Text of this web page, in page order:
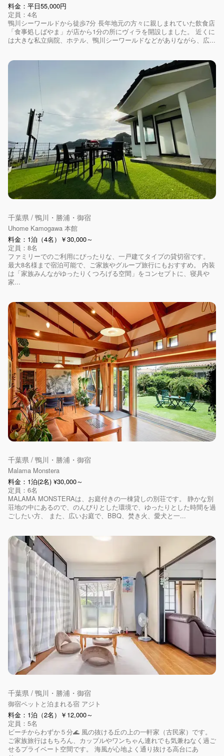
料金：平日55,000円
定員：4名
鴨川シーワールドから徒歩7分 長年地元の方々に親しまれていた飲食店
「食事処しばやま」が店から1分の所にヴィラを開設しました。 近くに
は大きな私立病院、ホテル、鴨川シーワールドなどがありながら、広...
千葉県 / 鴨川・勝浦・御宿
Uhome Kamogawa 本館
料金：1泊（4名）￥30,000～
定員：8名
ファミリーでのご利用にぴったりな、一戸建てタイプの貸切宿です。
最大8名様まで宿泊可能で、ご家族やグループ旅行にもおすすめ。 内装
は「家族みんながゆったりくつろげる空間」をコンセプトに、寝具や
家...
千葉県 / 鴨川・勝浦・御宿
Malama Monstera
料金：1泊(2名) ¥30,000～
定員：6名
MALAMA MONSTERAは、お庭付きの一棟貸しの別荘です。 静かな別
荘地の中にあるので、のんびりとした環境で、ゆったりとした時間を過
ごしたい方、 また、広いお庭で、BBQ、焚き火、愛犬と一...
千葉県 / 鴨川・勝浦・御宿
御宿ペットと泊まれる宿 アジト
料金：1泊（2名）￥12,000～
定員：5名
ビーチからわずか５分🌊 風の抜ける丘の上の一軒家（古民家）です。
ご家族旅行はもちろん、カップルやワンちゃん連れでも気兼ねなく過ご
せるプライベート空間です。 海風が心地よく通り抜ける高台にあ